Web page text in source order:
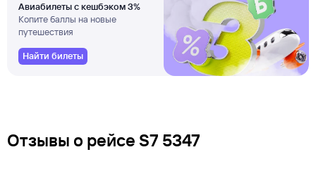
Авиабилеты с кешбэком 3%
Копите баллы на новые
путешествия
Найти билеты
Отзывы о рейсе S7 5347